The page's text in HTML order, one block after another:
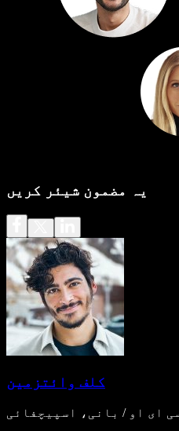
یہ مضمون شیئر کریں
کلف وائتزمین
ای او / بانی، اسپیچفائی